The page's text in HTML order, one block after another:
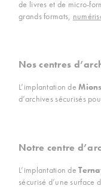
de livres et de micro-
grands formats,
Nos centres
L’implantation deMions
d’archives sécurisés
Notre centre
L’implantation de
sécurisé d’une surface